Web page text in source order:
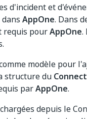
d'incident et
AppOne. Dans
requis pourAppOne.
modèle pour
structure du
parAppOne.
depuis le